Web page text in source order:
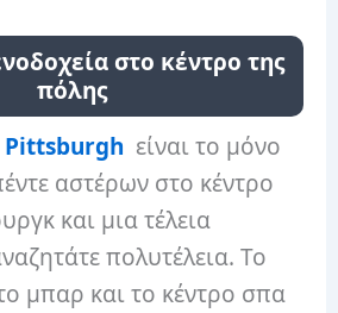
στο κέντρο της
πόλης
είναι το μόνο
αστέρων στο κέντρο
και μια τέλεια
πολυτέλεια. Το
μπαρ και το κέντρο σπα